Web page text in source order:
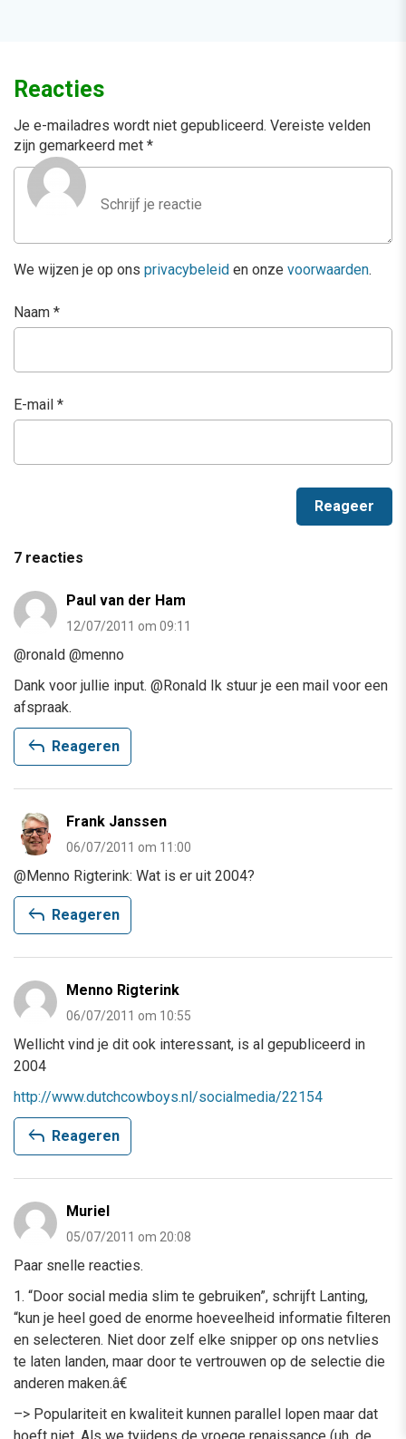
Reacties
Je e-mailadres wordt niet gepubliceerd. Vereiste velden
zijn gemarkeerd met *
We wijzen je op ons privacybeleid en onze voorwaarden.
Naam *
E-mail *
7 reacties
Paul van der Ham
12/07/2011 om 09:11
@ronald @menno
Dank voor jullie input. @Ronald Ik stuur je een mail voor een
afspraak.
reply Reageren
Frank Janssen
06/07/2011 om 11:00
@Menno Rigterink: Wat is er uit 2004?
reply Reageren
Menno Rigterink
06/07/2011 om 10:55
Wellicht vind je dit ook interessant, is al gepubliceerd in
2004
http://www.dutchcowboys.nl/socialmedia/22154
reply Reageren
Muriel
05/07/2011 om 20:08
Paar snelle reacties.
1. “Door social media slim te gebruiken”, schrijft Lanting,
“kun je heel goed de enorme hoeveelheid informatie filteren
en selecteren. Niet door zelf elke snipper op ons netvlies
te laten landen, maar door te vertrouwen op de selectie die
anderen maken.â€
–> Populariteit en kwaliteit kunnen parallel lopen maar dat